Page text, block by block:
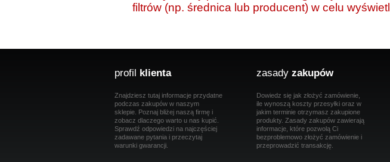
filtrów (np. średnica lub producent) w celu
profil klienta
Znajdziesz tutaj informacje przydatne
podczas zakupów w naszym
sklepie. Poznaj bliżej naszą firmę i
zobacz dlaczego warto u nas kupić.
Sprawdź odpowiedzi na najczęściej
zadawane pytania i przeczytaj
warunki gwarancji.
zasady zakupów
Dowiedz się jak złożyć zamówienie,
ile wynoszą koszty przesyłki oraz w
jakim terminie otrzymasz zakupione
produkty. Zasady zakupów zawierają
informacje, które pozwolą Ci
bezproblemowo złożyć zamówienie i
przeprowadzić transakcję.